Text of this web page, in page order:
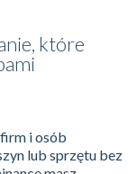
które
i osób
lub sprzętu bez